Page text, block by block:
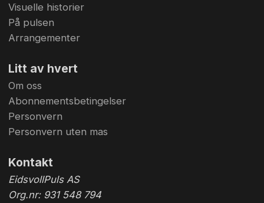
Visuelle historier
På pulsen
Arrangementer
Litt av hvert
Om oss
Abonnementsbetingelser
Personvern
Personvern uten mas
Kontakt
EidsvollPuls AS
Org.nr: 931 548 794